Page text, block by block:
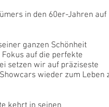
in den 60er-Jahren auf
ganzen Schönheit
auf die perfekte
setzen wir auf präziseste
wieder zum Leben